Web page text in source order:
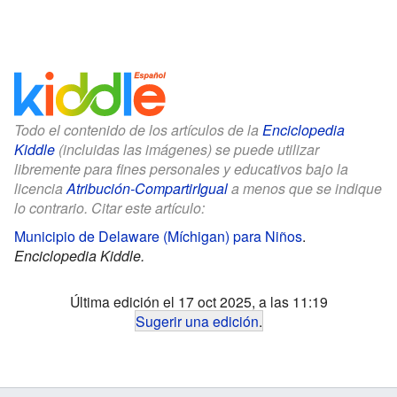
Todo el contenido de los artículos de la Enciclopedia
Kiddle (incluidas las imágenes) se puede utilizar
libremente para fines personales y educativos bajo la
licenciaAtribución-CompartirIguala menos que se indique
lo contrario. Citar este artículo:
Municipio de Delaware (Míchigan) para Niños.
Enciclopedia Kiddle.
Última edición el 17 oct 2025, a las 11:19
Sugerir una edición.